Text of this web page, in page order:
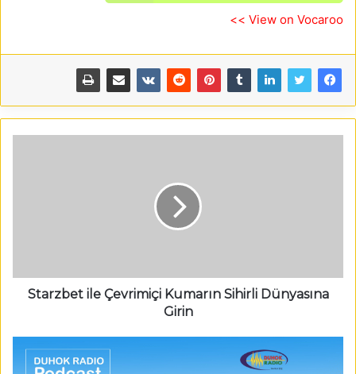
View on Vocaroo >>
Starzbet ile Çevrimiçi Kumarın Sihirli Dünyasına
Girin